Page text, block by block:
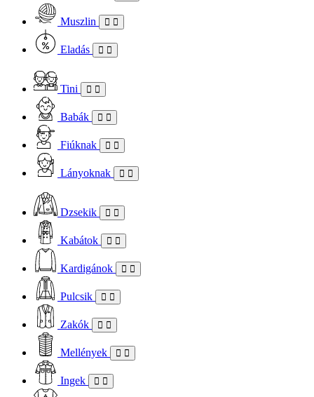
Muszlin
Eladás
Tini
Babák
Fiúknak
Lányoknak
Dzsekik
Kabátok
Kardigánok
Pulcsik
Zakók
Mellények
Ingek